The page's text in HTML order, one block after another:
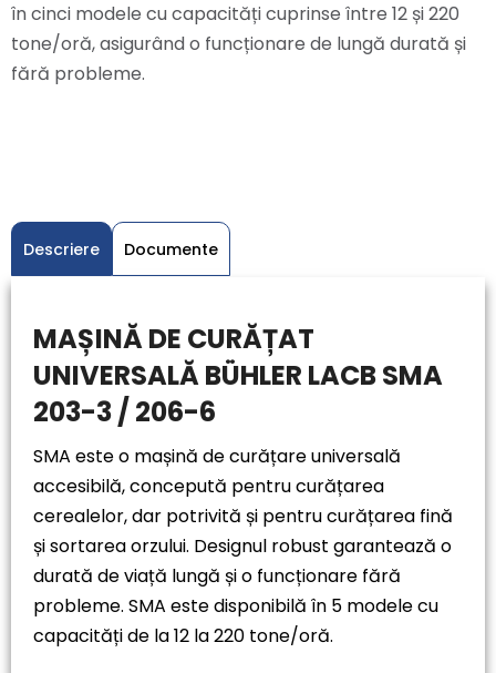
în cinci modele cu capacități cuprinse între 12 și 220
tone/oră, asigurând o funcționare de lungă durată și
fără probleme.
Descriere Documente
MAȘINĂ DE CURĂȚAT
UNIVERSALĂ BÜHLER LACB SMA
203-3 / 206-6
SMA este o mașină de curățare universală
accesibilă, concepută pentru curățarea
cerealelor, dar potrivită și pentru curățarea fină
și sortarea orzului. Designul robust garantează o
durată de viață lungă și o funcționare fără
probleme. SMA este disponibilă în 5 modele cu
capacități de la 12 la 220 tone/oră.